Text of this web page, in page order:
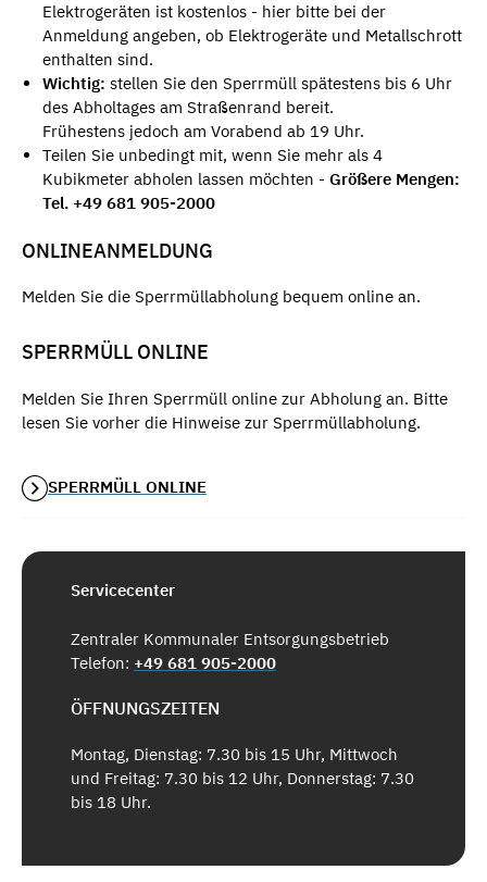
Elektrogeräten ist kostenlos - hier bitte bei der
Anmeldung angeben, ob Elektrogeräte und Metallschrott
enthalten sind.
Wichtig: stellen Sie den Sperrmüll spätestens bis 6 Uhr
des Abholtages am Straßenrand bereit.
Frühestens jedoch am Vorabend ab 19 Uhr.
Teilen Sie unbedingt mit, wenn Sie mehr als 4
Kubikmeter abholen lassen möchten - Größere Mengen:
Tel. +49 681 905-2000
ONLINEANMELDUNG
Melden Sie die Sperrmüllabholung bequem online an.
SPERRMÜLL ONLINE
Melden Sie Ihren Sperrmüll online zur Abholung an. Bitte
lesen Sie vorher die Hinweise zur Sperrmüllabholung.
SPERRMÜLL ONLINE
Servicecenter
Zentraler Kommunaler Entsorgungsbetrieb
Telefon: +49 681 905-2000
ÖFFNUNGSZEITEN
Montag, Dienstag: 7.30 bis 15 Uhr, Mittwoch
und Freitag: 7.30 bis 12 Uhr, Donnerstag: 7.30
bis 18 Uhr.